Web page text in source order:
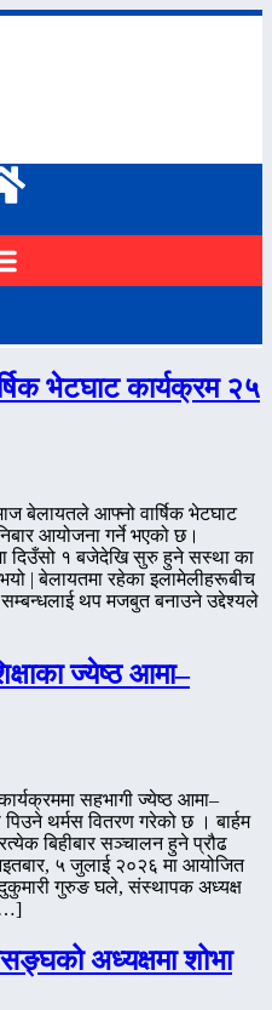
भेटघाट कार्यक्रम २५
बेलायतले आफ्नो वार्षिक भेटघाट
आयोजना गर्ने भएको छ।
दिउँसो १ बजेदेखि सुरु हुने सस्था का
| बेलायतमा रहेका इलामेलीहरूबीच
थप मजबुत बनाउने उद्देश्यले
ज्येष्ठ आमा–
सहभागी ज्येष्ठ आमा–
थर्मस वितरण गरेको छ । बार्हम
बिहीबार सञ्चालन हुने प्रौढ
५ जुलाई २०२६ मा आयोजित
गुरुङ घले, संस्थापक अध्यक्ष
अध्यक्षमा शोभा